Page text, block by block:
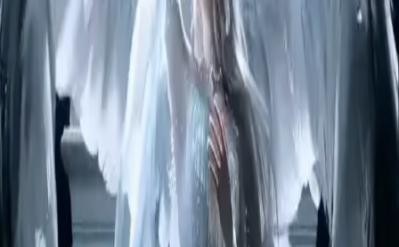
Suivre DeepSeek officiel